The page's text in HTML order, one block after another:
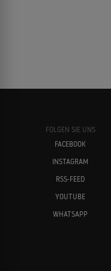
FOLGEN SIE UNS
FACEBOOK
INSTAGRAM
RSS-FEED
YOUTUBE
WHATSAPP